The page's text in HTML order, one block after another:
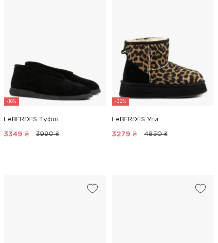
-16%
LeBERDES Туфлі
3349 ₴ 3990 ₴
-32%
LeBERDES Уги
3279 ₴ 4850 ₴